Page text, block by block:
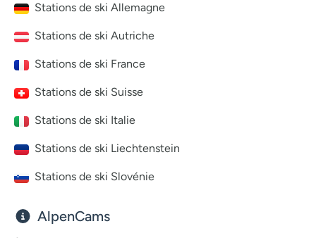
Stations de ski Allemagne
Stations de ski Autriche
Stations de ski France
Stations de ski Suisse
Stations de ski Italie
Stations de ski Liechtenstein
Stations de ski Slovénie
AlpenCams